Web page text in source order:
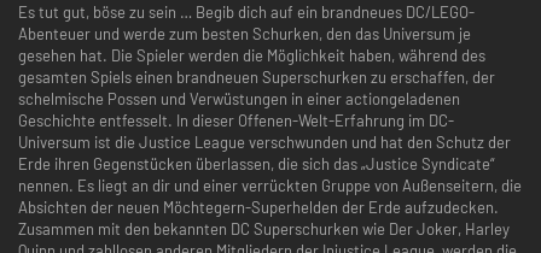
Es tut gut, böse zu sein … Begib dich auf ein brandneues DC/LEGO-
Abenteuer und werde zum besten Schurken, den das Universum je
gesehen hat. Die Spieler werden die Möglichkeit haben, während des
gesamten Spiels einen brandneuen Superschurken zu erschaffen, der
schelmische Possen und Verwüstungen in einer actiongeladenen
Geschichte entfesselt. In dieser Offenen-Welt-Erfahrung im DC-
Universum ist die Justice League verschwunden und hat den Schutz der
Erde ihren Gegenstücken überlassen, die sich das „Justice Syndicate“
nennen. Es liegt an dir und einer verrückten Gruppe von Außenseitern, die
Absichten der neuen Möchtegern-Superhelden der Erde aufzudecken.
Zusammen mit den bekannten DC Superschurken wie Der Joker, Harley